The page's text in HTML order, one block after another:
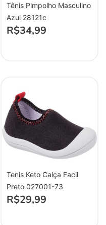
Tênis Pimpolho Masculino
Azul 28121c
R$34,99
Tenis Keto Calça Facil
Preto 027001-73
R$29,99